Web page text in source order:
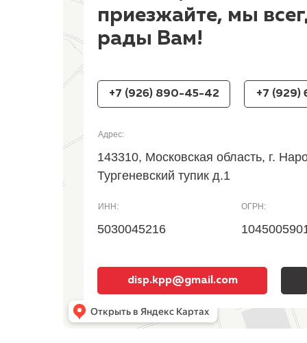
приезжайте, мы
рады Вам!
disp.kpp@gmail.com
+7 (926) 890-45-42 +7 (929)
143310, Московская область, г.
Тургеневский тупик д.1
ОГРН:
ИНН:
Адрес:
5030045216